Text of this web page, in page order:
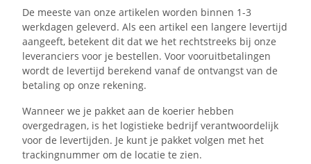
De meeste van onze artikelen worden binnen 1-3
werkdagen geleverd. Als een artikel een langere levertijd
aangeeft, betekent dit dat we het rechtstreeks bij onze
leveranciers voor je bestellen. Voor vooruitbetalingen
wordt de levertijd berekend vanaf de ontvangst van de
betaling op onze rekening.
Wanneer we je pakket aan de koerier hebben
overgedragen, is het logistieke bedrijf verantwoordelijk
voor de levertijden. Je kunt je pakket volgen met het
trackingnummer om de locatie te zien.